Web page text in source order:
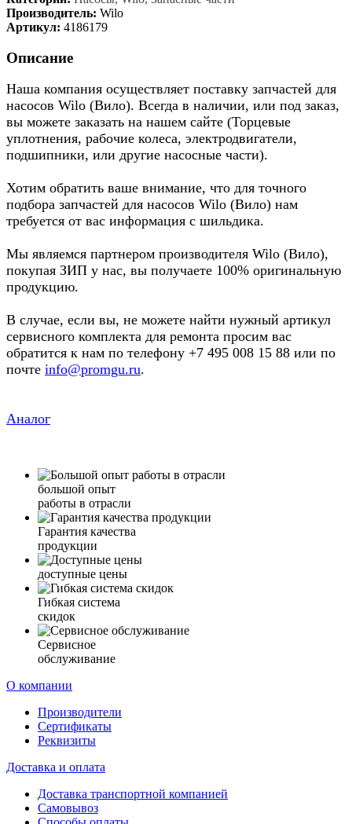
Производитель: Wilo
Артикул: 4186179
Описание
Наша компания осуществляет поставку запчастей для
насосов Wilo (Вило). Всегда в наличии, или под заказ,
вы можете заказать на нашем сайте (Торцевые
уплотнения, рабочие колеса, электродвигатели,
подшипники, или другие насосные части).
Хотим обратить ваше внимание, что для точного
подбора запчастей для насосов Wilo (Вило) нам
требуется от вас информация с шильдика.
Мы являемся партнером производителя Wilo (Вило),
покупая ЗИП у нас, вы получаете 100% оригинальную
продукцию.
В случае, если вы, не можете найти нужный артикул
сервисного комплекта для ремонта просим вас
обратится к нам по телефону +7 495 008 15 88 или по
почте info@promgu.ru.
Аналог
большой опыт
работы в отрасли
Гарантия качества
продукции
доступные цены
Гибкая система
скидок
Сервисное
обслуживание
О компании
Производители
Сертификаты
Реквизиты
Доставка и оплата
Доставка транспортной компанией
Самовывоз